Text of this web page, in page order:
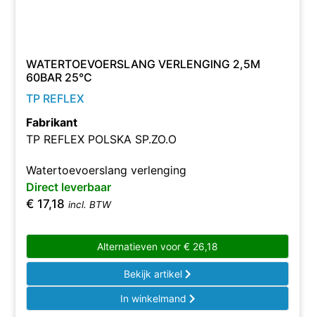
WATERTOEVOERSLANG VERLENGING 2,5M
60BAR 25°C
TP REFLEX
Fabrikant
TP REFLEX POLSKA SP.ZO.O
Watertoevoerslang verlenging
Direct leverbaar
€ 17,18 incl. BTW
Alternatieven voor € 26,18
Bekijk artikel
In winkelmand